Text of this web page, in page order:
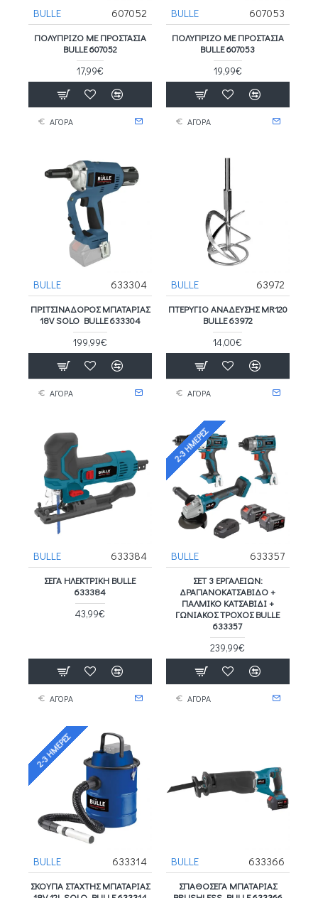
BULLE 607052
ΠΟΛΥΠΡΙΖΟ ΜΕ ΠΡΟΣΤΑΣΙΑ
BULLE 607052
17,99€
ΑΓΟΡΑ
BULLE 607053
ΠΟΛΥΠΡΙΖΟ ΜΕ ΠΡΟΣΤΑΣΙΑ
BULLE 607053
19,99€
ΑΓΟΡΑ
BULLE 633304
ΠΡΙΤΣΙΝΑΔΟΡΟΣ ΜΠΑΤΑΡΙΑΣ
18V SOLO BULLE 633304
199,99€
ΑΓΟΡΑ
BULLE 63972
ΠΤΕΡΥΓΙΟ ΑΝΑΔΕΥΣΗΣ MR120
BULLE 63972
14,00€
ΑΓΟΡΑ
BULLE 633384
ΣΈΓΑ ΗΛΕΚΤΡΙΚΉ BULLE
633384
43,99€
ΑΓΟΡΑ
2-3 ΗΜΈΡΕΣ
BULLE 633357
ΣΕΤ 3 ΕΡΓΑΛΕΙΩΝ:
ΔΡΑΠΑΝΟΚΑΤΣΑΒΙΔΟ +
ΠΑΛΜΙΚΟ ΚΑΤΣΑΒΙΔΙ +
ΓΩΝΙΑΚΟΣ ΤΡΟΧΟΣ BULLE
633357
239,99€
ΑΓΟΡΑ
2-3 ΗΜΈΡΕΣ
BULLE 633314
ΣΚΟΥΠΑ ΣΤΑΧΤΗΣ ΜΠΑΤΑΡΙΑΣ
BULLE 633366
ΣΠΑΘΟΣΕΓΑ ΜΠΑΤΑΡΙΑΣ